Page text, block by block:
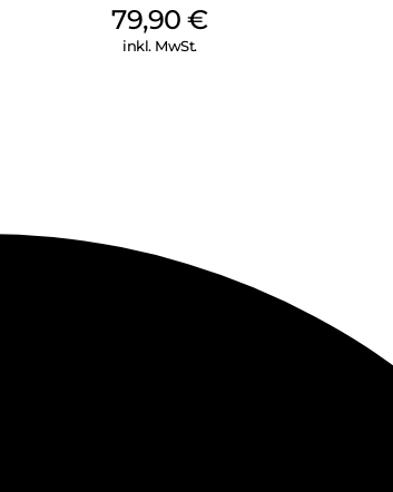
79,90€
inkl. MwSt.